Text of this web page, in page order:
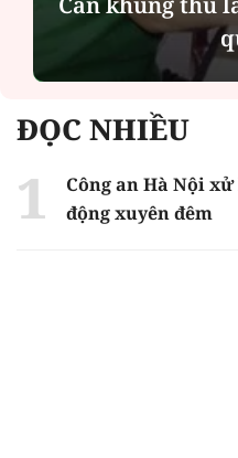
ĐỌC NHIỀU
Công an Hà Nội
động xuyên đêm